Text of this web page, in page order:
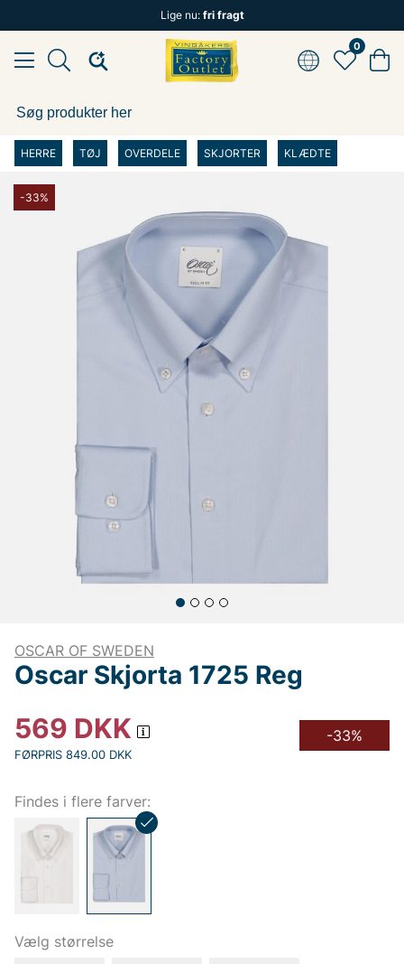
Lige nu: fri fragt
0
HERRE TØJ OVERDELE SKJORTER KLÆDTE
-33%
OSCAR OF SWEDEN
Oscar Skjorta 1725 Reg
569 DKK
FØRPRIS 849.00 DKK
-33%
Findes i flere farver:
Vælg størrelse